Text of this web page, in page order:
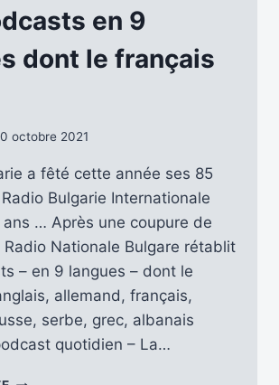
…
en 9
dont le français
octobre 2021
a fêté cette année ses 85
Bulgarie Internationale
… Après une coupure de
Radio Nationale Bulgare rétablit
– en 9 langues – dont le
allemand, français,
serbe, grec, albanais
quotidien – La…
RADIO